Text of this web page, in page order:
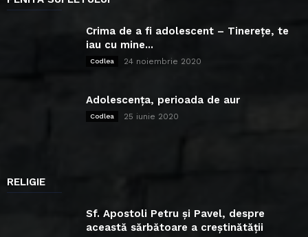
Crima de a fi adolescent – Tinerețe, te
iau cu mine...
Codlea 24 noiembrie 2020
Adolescența, perioada de aur
Codlea 25 iunie 2020
RELIGIE
Sf. Apostoli Petru și Pavel, despre
această sărbătoare a creștinătății